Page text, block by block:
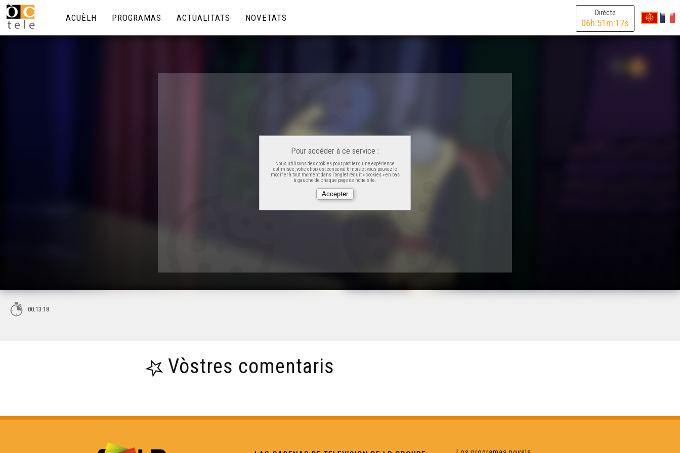
Dirècte
06h:51m:17s
ACUÈLH PROGRAMAS ACTUALITATS NOVETATS
Pour accéder à ce service :
Nous utilisons des cookies pour profiter d'une expérience
optimisée, votre choix est conservé 6 mois et vous pouvez le
modifier à tout moment dans l'onglet réduit « cookies » en bas
à gauche de chaque page de notre site.
00:13:18
Vòstres comentaris